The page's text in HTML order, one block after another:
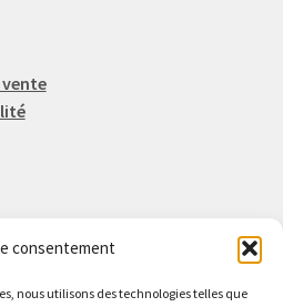
consentement
nous utilisons des technologies telles que